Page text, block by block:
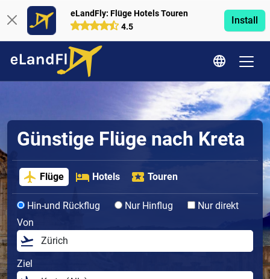
eLandFly: Flüge Hotels Touren
4.5
Install
Günstige Flüge nach Kreta
Flüge Hotels Touren
Hin-und Rückflug Nur Hinflug
Nur direkt
Von
Ziel